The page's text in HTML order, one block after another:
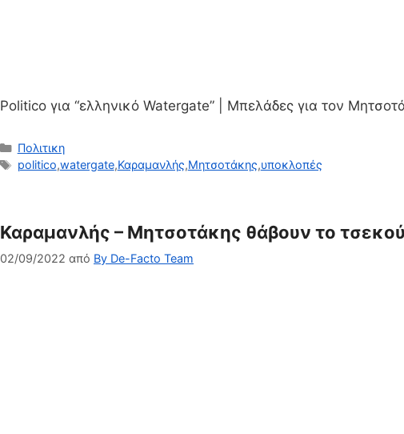
Politico για “ελληνικό Watergate” | Μπελάδες για τον
Κατηγορίες
Πολιτικη
Ετικέτες
politico,watergate,Καραμανλής,Μητσοτάκης,υποκλοπές
Καραμανλής – Μητσοτάκης θάβουν το
02/09/2022 από By De-Facto Team